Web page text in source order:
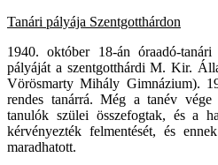
Tanári pályája Szentgotthárdon
1940. október 18-án óraadó-
pályáját a szentgotthárdi M. Kir.
Vörösmarty Mihály Gimnázium).
rendes tanárrá. Még a tanév
tanulók szülei összefogtak, és a
kérvényezték felmentését, és
maradhatott.